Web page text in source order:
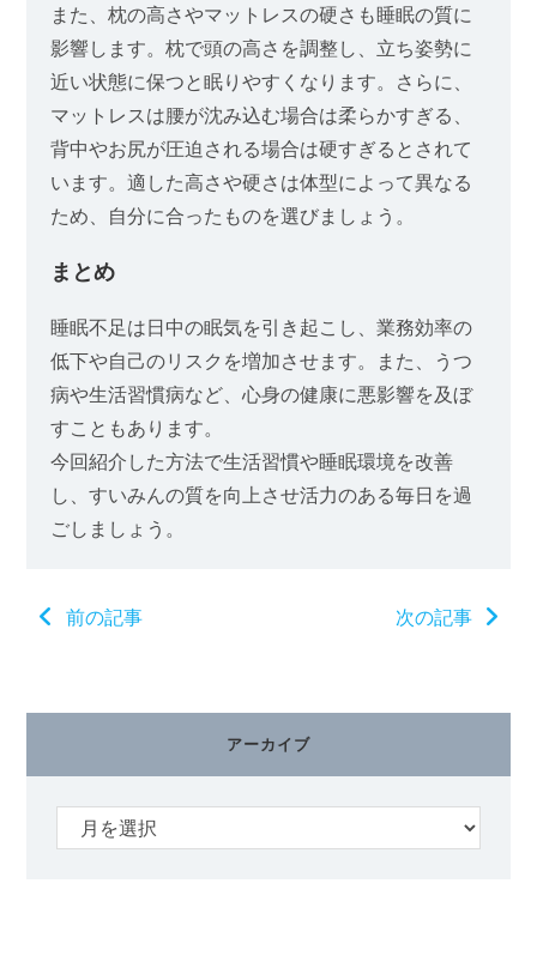
また、枕の高さやマットレスの硬さも睡眠の質に
影響します。枕で頭の高さを調整し、立ち姿勢に
近い状態に保つと眠りやすくなります。さらに、
マットレスは腰が沈み込む場合は柔らかすぎる、
背中やお尻が圧迫される場合は硬すぎるとされて
います。適した高さや硬さは体型によって異なる
ため、自分に合ったものを選びましょう。
まとめ
睡眠不足は日中の眠気を引き起こし、業務効率の
低下や自己のリスクを増加させます。また、うつ
病や生活習慣病など、心身の健康に悪影響を及ぼ
すこともあります。
今回紹介した方法で生活習慣や睡眠環境を改善
し、すいみんの質を向上させ活力のある毎日を過
ごしましょう。
そ
読
前の記事 次の記事
アーカイブ